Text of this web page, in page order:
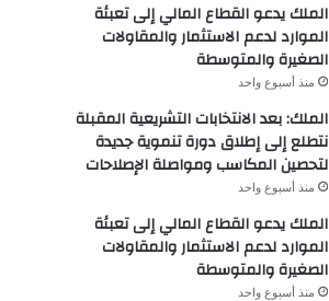
الملك يدعو القطاع المالي إلى تعبئة
الموارد لدعم الاستثمار والمقاولات
الصغيرة والمتوسطة
منذ أسبوع واحد
الملك: بعد الانتخابات التشريعية المقبلة
نتطلع إلى إطلاق دورة تنموية جديدة
لتحصين المكاسب ومواصلة الإصلاحات
منذ أسبوع واحد
الملك يدعو القطاع المالي إلى تعبئة
الموارد لدعم الاستثمار والمقاولات
الصغيرة والمتوسطة
منذ أسبوع واحد